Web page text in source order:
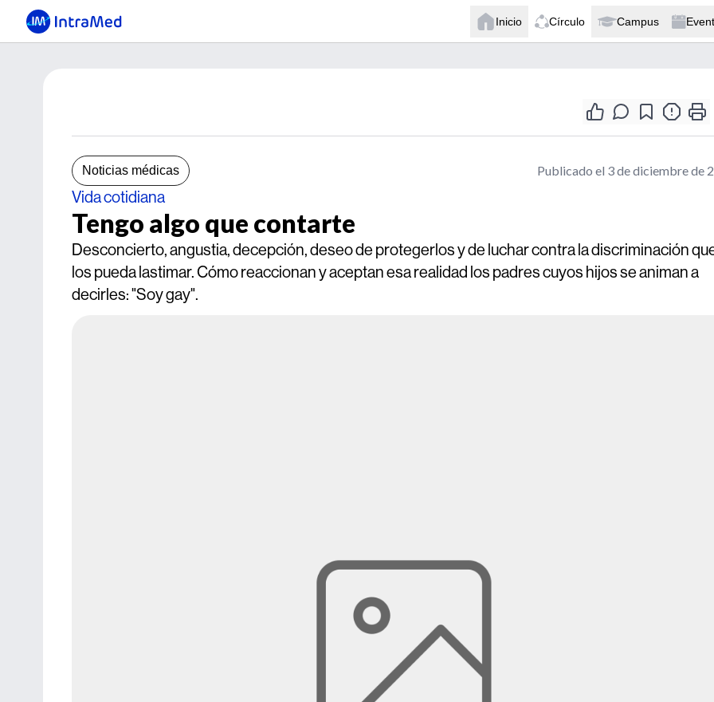
Inicio Círculo Campus
Noticias médicas Publicado el 3 de diciembre de
Vida cotidiana
Tengo algo que contarte
Desconcierto, angustia, decepción, deseo de protegerlos y de luchar contra la discriminación
los pueda lastimar. Cómo reaccionan y aceptan esa realidad los padres cuyos hijos se animan a
decirles: "Soy gay".